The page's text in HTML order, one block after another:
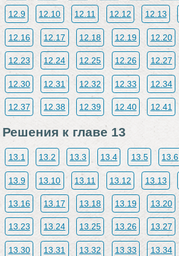
12.9 12.10 12.11 12.12 12.13
12.16 12.17 12.18 12.19 12.20
12.23 12.24 12.25 12.26 12.27
12.30 12.31 12.32 12.33 12.34
12.37 12.38 12.39 12.40 12.41
Решения к главе 13
13.1 13.2 13.3 13.4 13.5 13.6
13.9 13.10 13.11 13.12 13.13
13.16 13.17 13.18 13.19 13.20
13.23 13.24 13.25 13.26 13.27
13.30 13.31 13.32 13.33 13.34